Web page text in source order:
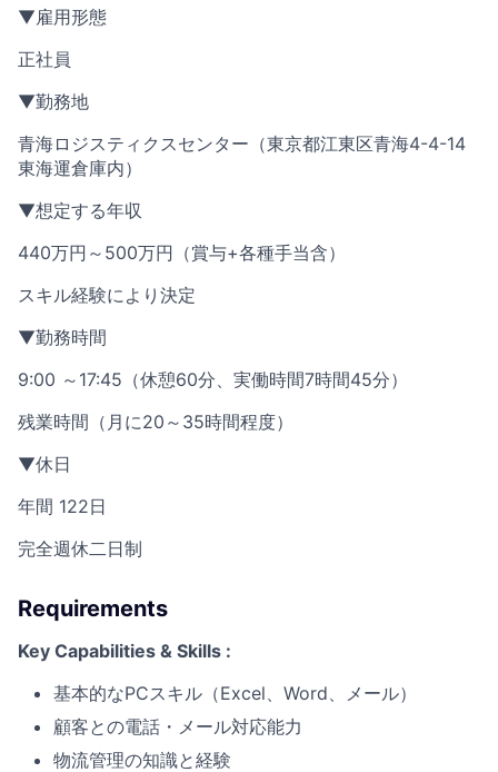
▼雇用形態
正社員
▼勤務地
青海ロジスティクスセンター（東京都江東区青海4-4-14
東海運倉庫内）
▼想定する年収
440万円～500万円（賞与+各種手当含）
スキル経験により決定
▼勤務時間
9:00 ～17:45（休憩60分、実働時間7時間45分）
残業時間（月に20～35時間程度）
▼休日
年間 122日
完全週休二日制
Requirements
Key Capabilities & Skills :
基本的なPCスキル（Excel、Word、メール）
顧客との電話・メール対応能力
物流管理の知識と経験